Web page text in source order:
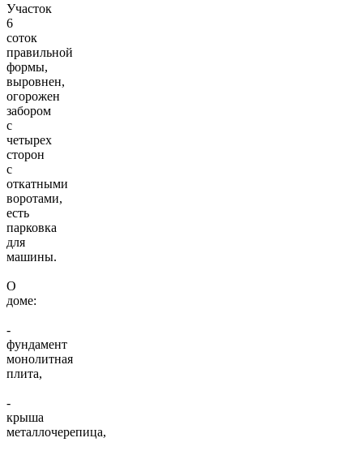
Участок
6
соток
правильной
формы,
выровнен,
огорожен
забором
с
четырех
сторон
с
откатными
воротами,
есть
парковка
для
машины.
О
доме:
-
фундамент
монолитная
плита,
-
крыша
металлочерепица,